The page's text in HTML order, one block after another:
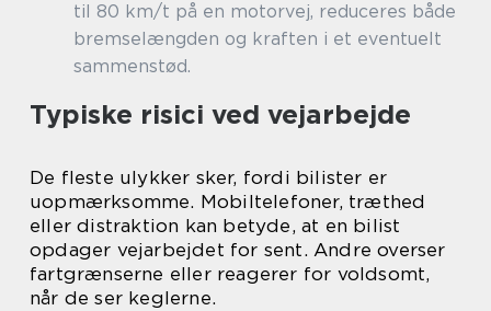
til 80 km/t på en motorvej, reduceres både
bremselængden og kraften i et eventuelt
sammenstød.
Typiske risici ved vejarbejde
De fleste ulykker sker, fordi bilister er
uopmærksomme. Mobiltelefoner, træthed
eller distraktion kan betyde, at en bilist
opdager vejarbejdet for sent. Andre overser
fartgrænserne eller reagerer for voldsomt,
når de ser keglerne.